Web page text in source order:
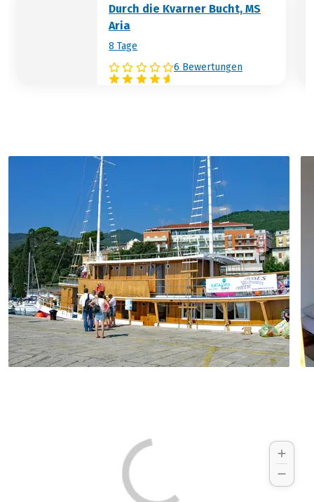
Meer zu genießen, bevor wir nach Rijeka
zurückkehren. Gelegenheit zum
Abendessen in Rijeka und Übernachtung.
Durch die Kvarner Bucht, MS
Aria
8 Tage
6 Bewertungen